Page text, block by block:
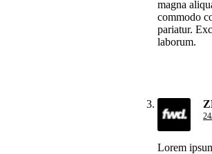
magna
commodo
pariatur.
laborum.
Lorem